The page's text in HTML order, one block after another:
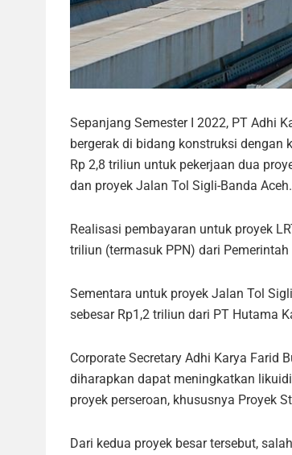
Sepanjang Semester I 2022, PT Adhi
bergerak di bidang konstruksi dengan
Rp 2,8 triliun untuk pekerjaan dua
dan proyek Jalan Tol Sigli-Banda Aceh.
Realisasi pembayaran untuk proyek
triliun (termasuk PPN) dari
Sementara untuk proyek Jalan Tol
sebesar Rp1,2 triliun dari PT Hutama
Corporate Secretary Adhi Karya Farid
diharapkan dapat meningkatkan
proyek perseroan, khususnya Proyek
Dari kedua proyek besar tersebut,